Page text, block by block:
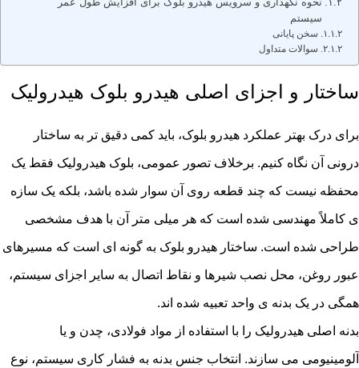
سیستم
سخن پایانی
سوالات متداول
ساختار و اجزای اصلی هیدرو بلوک هیدرولیک
برای درک بهتر عملکرد هیدرو بلوک، باید کمی دقیق تر به ساختار
درونی آن نگاه کنیم. برخلاف تصور عمومی، بلوک هیدرولیک فقط یک
محفظه نیست که چند قطعه روی آن سوار شده باشد، بلکه یک سازه
ی کاملاً مهندسی شده است که هر میلی متر آن با هدف مشخصی
طراحی شده است. ساختار هیدرو بلوک به گونه ای است که مسیرهای
عبور روغن، محل نصب شیرها و نقاط اتصال به سایر اجزای سیستم،
همگی در یک بدنه ی واحد تعبیه شده اند.
بدنه اصلی هیدرولیک را با استفاده از مواد فولادی، چدن و یا
آلومینیومی می سازند. انتخاب جنس بدنه به فشار کاری سیستم، نوع